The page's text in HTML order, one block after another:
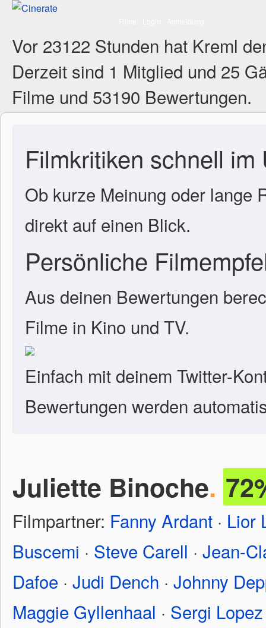
Vor 23122 Stunden hat Kreml
Derzeit sind 1 Mitglied und 25
Filme und 53190 Bewertungen.
Filmkritiken schnell im
Ob kurze Meinung oder lange
direkt auf einen Blick.
Persönliche
Aus deinen Bewertungen
Filme in Kino und TV.
Einfach mit deinem Twitter-
Bewertungen werden
Juliette Binoche.
Filmpartner: Fanny Ardant · Lior
Buscemi · Steve Carell · Jean-
Dafoe · Judi Dench · Johnny
Maggie Gyllenhaal · Sergi Lopez